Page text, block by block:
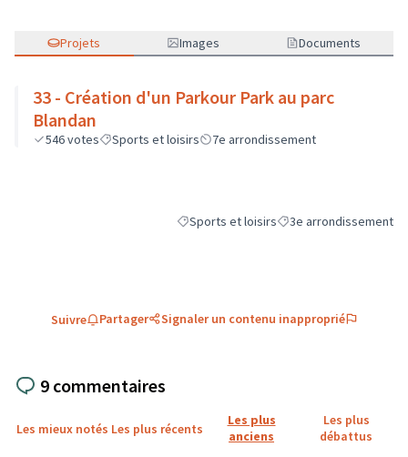
Projets Images Documents
33 - Création d'un Parkour Park au parc
Blandan
546votes Sports et loisirs 7e arrondissement
Filtrer les résultats de la catégorie :
Sports et loisirsFiltrer les résultats
3e arrondissement
Suivre Partager Signaler un contenu inapproprié
9 commentaires
Les mieux notés Les plus récents
Les plus
anciens
Les plus
débattus